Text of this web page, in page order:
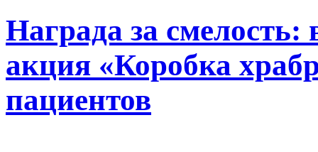
Награда за смелость:
акция «Коробка
пациентов